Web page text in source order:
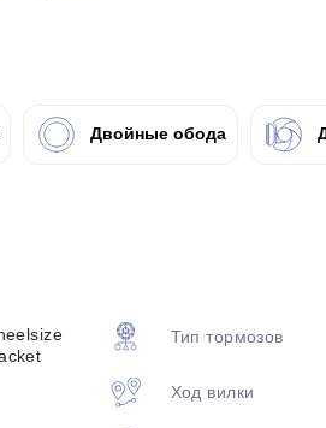
Двойные обода
Тип тормозов
Ход вилки
раз в 2
Остались вопросы?